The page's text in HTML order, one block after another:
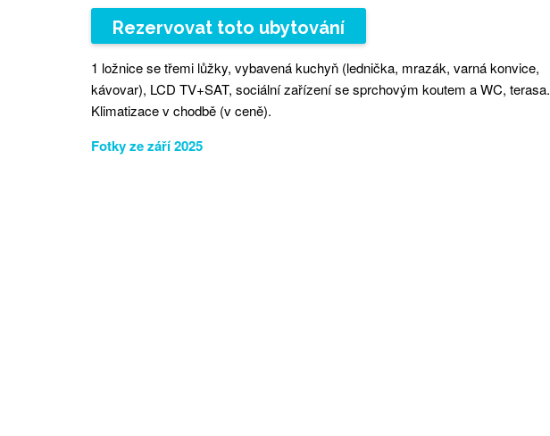
Rezervovat toto ubytování
1 ložnice se třemi lůžky, vybavená kuchyň (lednička, mrazák, varná konvice,
kávovar), LCD TV+SAT, sociální zařízení se sprchovým koutem a WC, terasa.
Klimatizace v chodbě (v ceně).
Fotky ze září 2025